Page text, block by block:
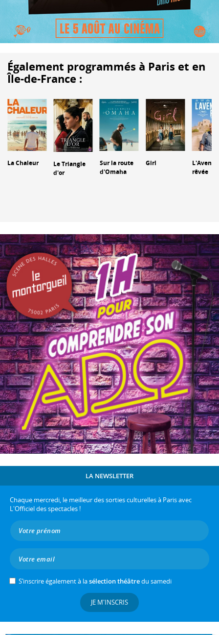
Également programmés à Paris et en
Île-de-France :
La Chaleur
Le Triangle
d'or
Sur la route
d'Omaha
Girl
rêvée
LA NEWSLETTER
Chaque mercredi, le meilleur des sorties culturelles à Paris avec
L'Officiel des spectacles !
S’inscrire également à lasélection théâtredu samedi
JE M'INSCRIS